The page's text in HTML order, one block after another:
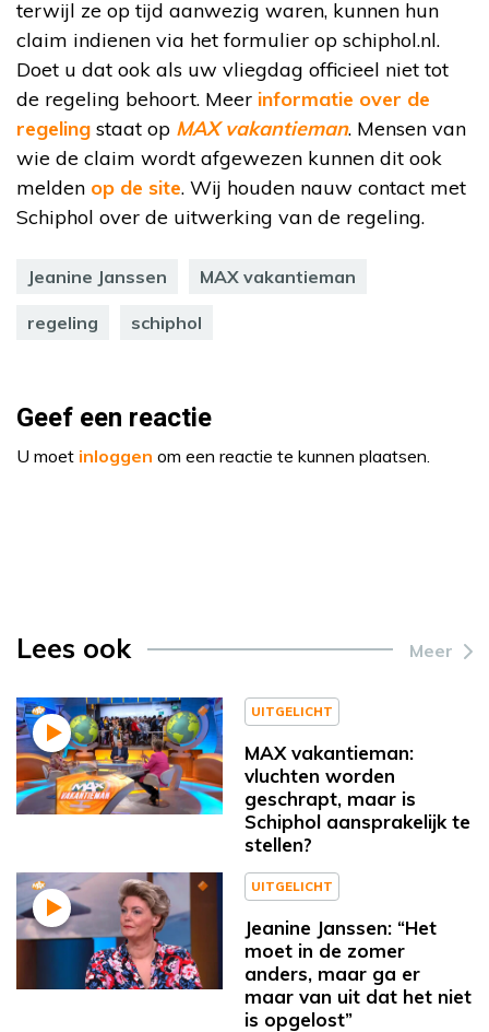
terwijl ze op tijd aanwezig waren, kunnen hun
claim indienen via het formulier op schiphol.nl.
Doet u dat ook als uw vliegdag officieel niet tot
de regeling behoort. Meer informatie over de
regeling staat op MAX vakantieman. Mensen van
wie de claim wordt afgewezen kunnen dit ook
melden op de site. Wij houden nauw contact met
Schiphol over de uitwerking van de regeling.
Jeanine Janssen MAX vakantieman
regeling schiphol
Geef een reactie
U moet inloggen om een reactie te kunnen plaatsen.
Lees ook Meer
UITGELICHT
MAX vakantieman:
vluchten worden
geschrapt, maar is
Schiphol aansprakelijk te
stellen?
UITGELICHT
Jeanine Janssen: “Het
moet in de zomer
anders, maar ga er
maar van uit dat het niet
is opgelost”